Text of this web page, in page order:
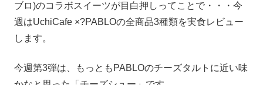
ブロ)のコラボスイーツが目白押しってことで・・・今
週はUchiCafe ×?PABLOの全商品3種類を実食レビュー
します。
今週第3弾は、もっともPABLOのチーズタルトに近い味